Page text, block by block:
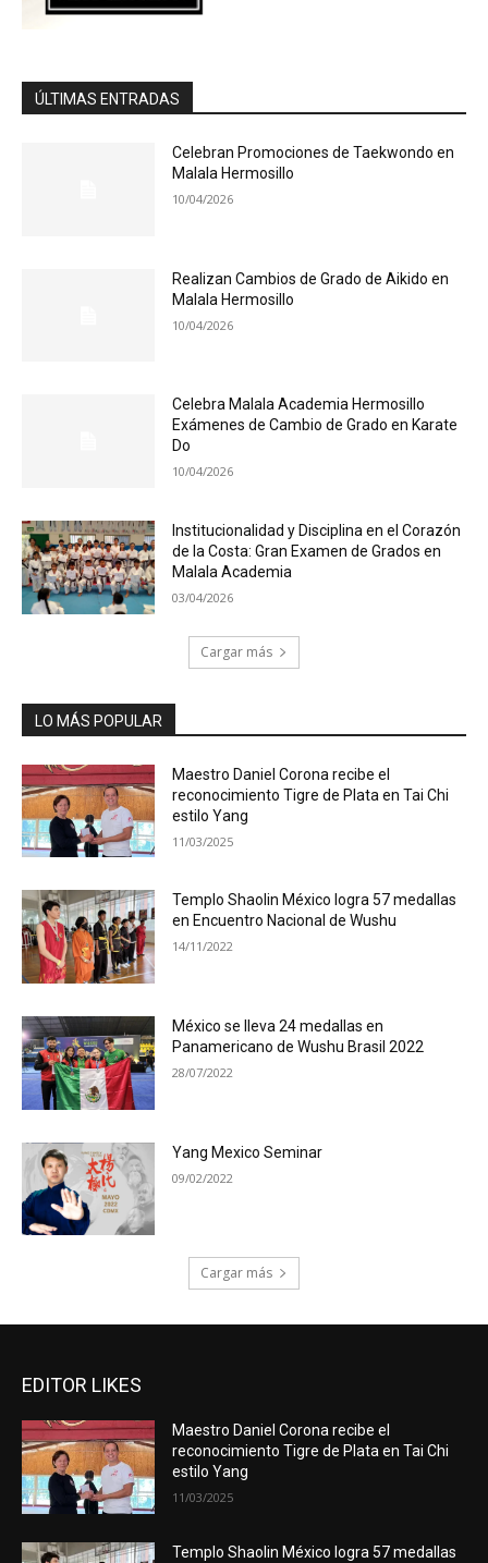
ÚLTIMAS ENTRADAS
Celebran Promociones de Taekwondo en
Malala Hermosillo
10/04/2026
Realizan Cambios de Grado de Aikido en
Malala Hermosillo
10/04/2026
Celebra Malala Academia Hermosillo
Exámenes de Cambio de Grado en Karate
Do
10/04/2026
Institucionalidad y Disciplina en el Corazón
de la Costa: Gran Examen de Grados en
Malala Academia
03/04/2026
Cargar más
LO MÁS POPULAR
Maestro Daniel Corona recibe el
reconocimiento Tigre de Plata en Tai Chi
estilo Yang
11/03/2025
Templo Shaolin México logra 57 medallas
en Encuentro Nacional de Wushu
14/11/2022
México se lleva 24 medallas en
Panamericano de Wushu Brasil 2022
28/07/2022
Yang Mexico Seminar
09/02/2022
Cargar más
EDITOR LIKES
Maestro Daniel Corona recibe el
reconocimiento Tigre de Plata en Tai Chi
estilo Yang
11/03/2025
Templo Shaolin México logra 57 medallas